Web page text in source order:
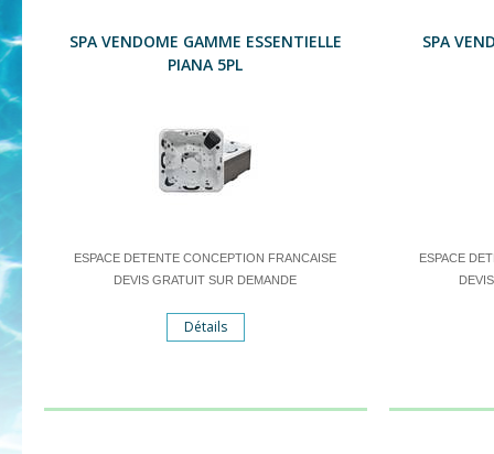
SPA VENDOME GAMME ESSENTIELLE
PIANA 5PL
ESPACE DETENTE CONCEPTION FRANCAISE
DEVIS GRATUIT SUR DEMANDE
Détails
SPA
ESPACE